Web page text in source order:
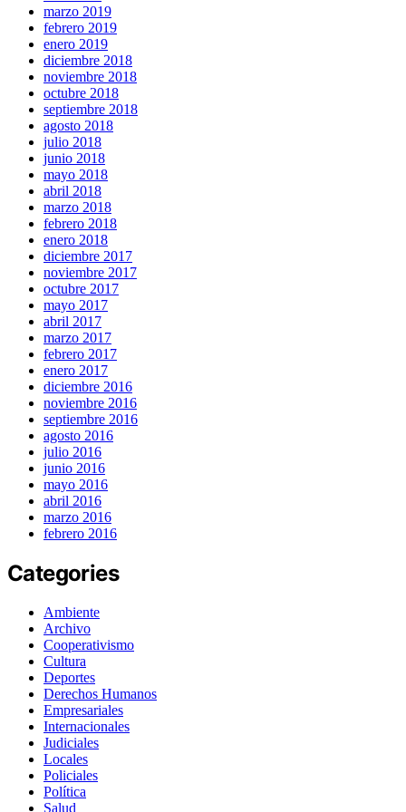
marzo 2019
febrero 2019
enero 2019
diciembre 2018
noviembre 2018
octubre 2018
septiembre 2018
agosto 2018
julio 2018
junio 2018
mayo 2018
abril 2018
marzo 2018
febrero 2018
enero 2018
diciembre 2017
noviembre 2017
octubre 2017
mayo 2017
abril 2017
marzo 2017
febrero 2017
enero 2017
diciembre 2016
noviembre 2016
septiembre 2016
agosto 2016
julio 2016
junio 2016
mayo 2016
abril 2016
marzo 2016
febrero 2016
Categories
Ambiente
Archivo
Cooperativismo
Cultura
Deportes
Derechos Humanos
Empresariales
Internacionales
Judiciales
Locales
Policiales
Política
Salud